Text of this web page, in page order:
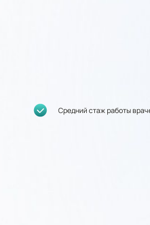
Средний стаж работы